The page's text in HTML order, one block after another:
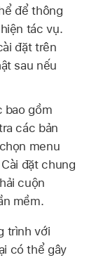
để thông
tác vụ.
đặt trên
sau nếu
bao gồm
các bản
menu
đặt chung
cuộn
mềm.
trình với
có thể gây